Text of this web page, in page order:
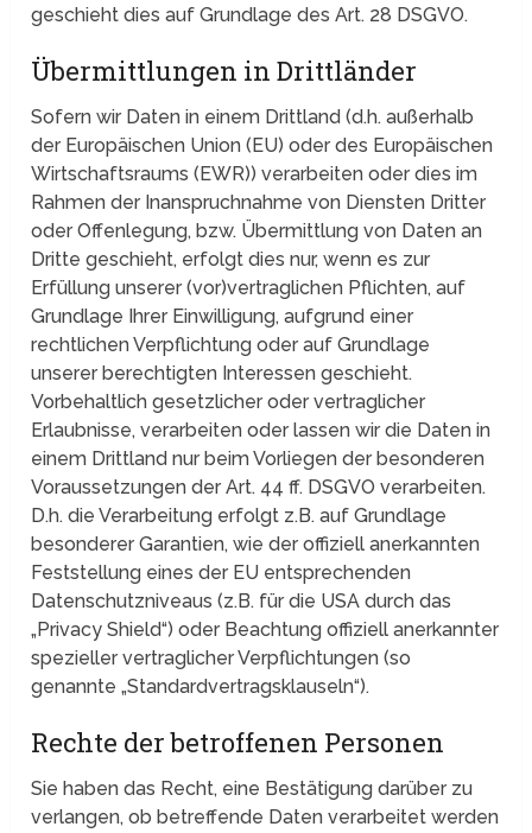
geschieht dies auf Grundlage des Art. 28 DSGVO.
Übermittlungen in Drittländer
Sofern wir Daten in einem Drittland (d.h. außerhalb
der Europäischen Union (EU) oder des Europäischen
Wirtschaftsraums (EWR)) verarbeiten oder dies im
Rahmen der Inanspruchnahme von Diensten Dritter
oder Offenlegung, bzw. Übermittlung von Daten an
Dritte geschieht, erfolgt dies nur, wenn es zur
Erfüllung unserer (vor)vertraglichen Pflichten, auf
Grundlage Ihrer Einwilligung, aufgrund einer
rechtlichen Verpflichtung oder auf Grundlage
unserer berechtigten Interessen geschieht.
Vorbehaltlich gesetzlicher oder vertraglicher
Erlaubnisse, verarbeiten oder lassen wir die Daten in
einem Drittland nur beim Vorliegen der besonderen
Voraussetzungen der Art. 44 ff. DSGVO verarbeiten.
D.h. die Verarbeitung erfolgt z.B. auf Grundlage
besonderer Garantien, wie der offiziell anerkannten
Feststellung eines der EU entsprechenden
Datenschutzniveaus (z.B. für die USA durch das
„Privacy Shield“) oder Beachtung offiziell anerkannter
spezieller vertraglicher Verpflichtungen (so
genannte „Standardvertragsklauseln“).
Rechte der betroffenen Personen
Sie haben das Recht, eine Bestätigung darüber zu
verlangen, ob betreffende Daten verarbeitet werden